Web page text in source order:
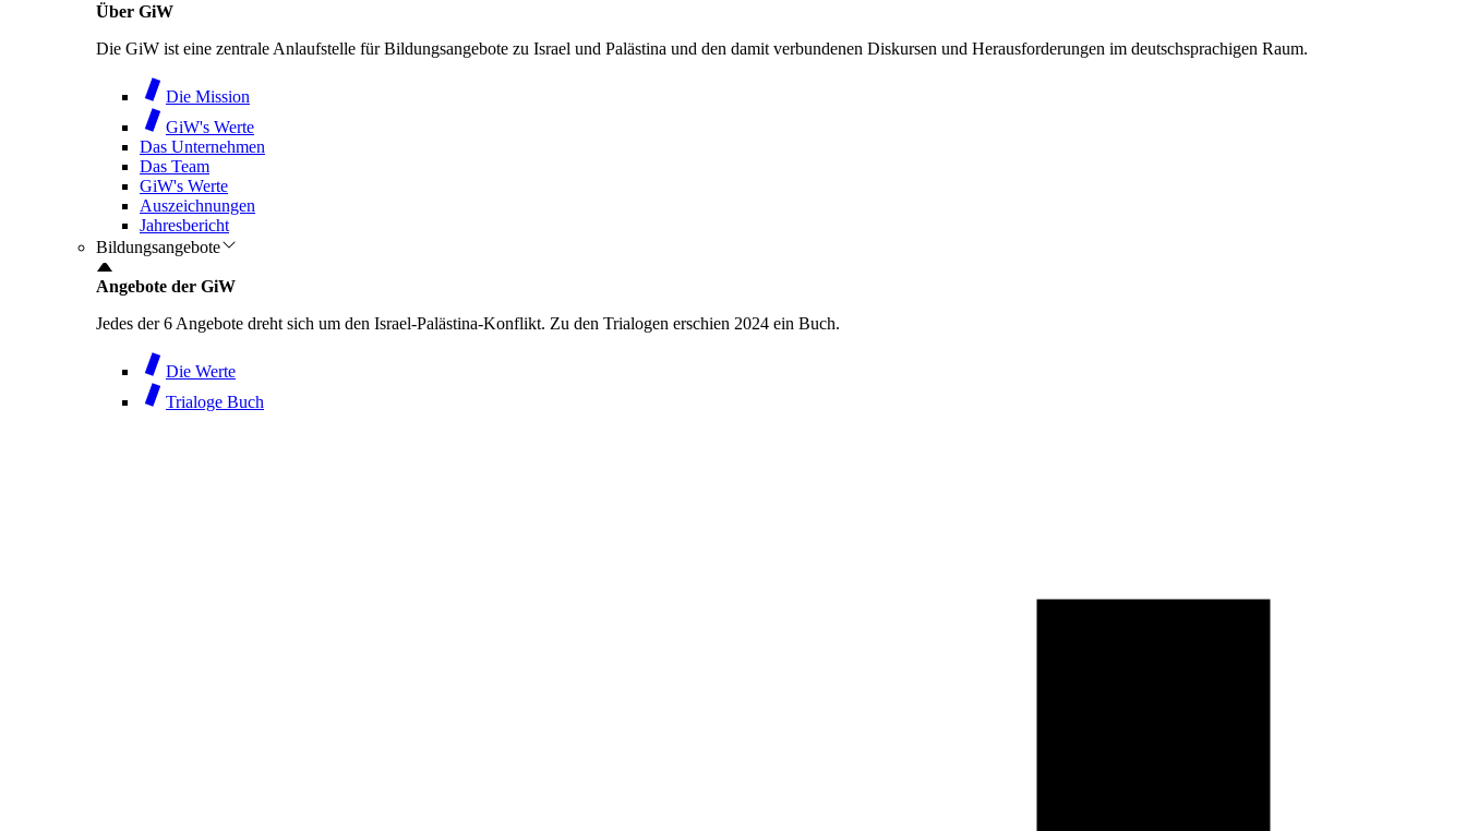
Über GiW
Die GiW ist eine zentrale Anlaufstelle für Bildungsangebote zu Israel und Palästina und den damit verbundenen Diskursen und Herausforderungen im deutschsprachigen Raum.
Die Mission
GiW's Werte
Das Unternehmen
Das Team
GiW's Werte
Auszeichnungen
Jahresbericht
Bildungsangebote
Angebote der GiW
Jedes der 6 Angebote dreht sich um den Israel-Palästina-Konflikt. Zu den Trialogen erschien 2024 ein Buch.
Die Werte
Trialoge Buch